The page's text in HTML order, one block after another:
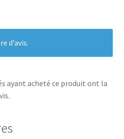
d’avis.
ayant acheté ce produit ont la